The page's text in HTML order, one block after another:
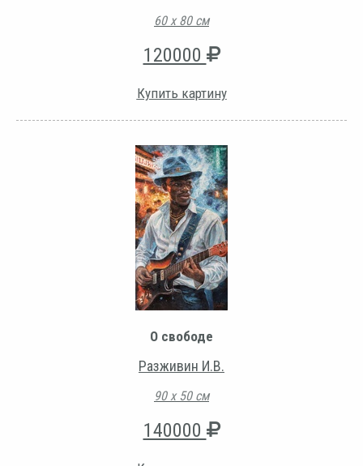
60 х 80 см
120000
Купить картину
О свободе
Разживин И.В.
90 х 50 см
140000